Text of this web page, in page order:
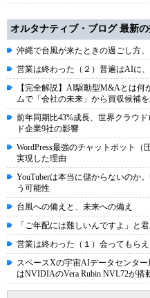
オルタナティブ・ブログ 最新
沖縄で台風が来たときの過ごし方
営業は終わった（２）普遍はAIに
【完全解説】AI駆動型M&Aとは
ムで「会社の未来」から買収候補
前年同期比43%成長、世界クラウ
ド企業9社の影響
WordPress最強のチャットボット
実現した理由
YouTuberは本当に儲からないのか
う可能性
台風への備えと、未来への備え
「ご年配には難しいんですよ」と
営業は終わった（１）会ってもら
スペースXの宇宙AIデータセンター
はNVIDIAのVera Rubin NVL72が搭